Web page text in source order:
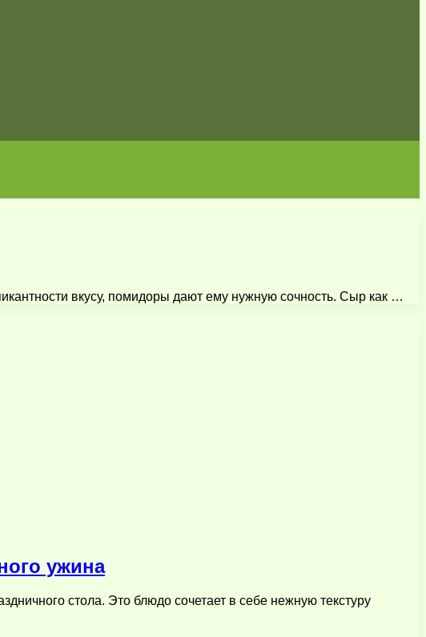
вкусу, помидоры дают ему нужную сочность. Сыр как …
ужина
стола. Это блюдо сочетает в себе нежную текстуру